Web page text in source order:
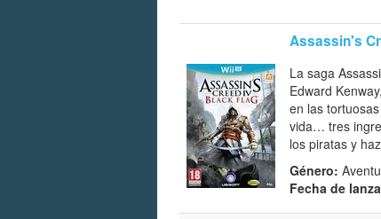
Assassin's
La saga
Edward
en las
vida… tres
los piratas y
Género:
Fecha de